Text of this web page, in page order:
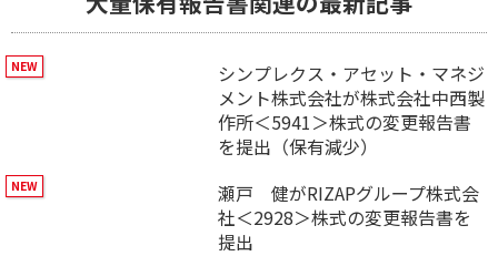
シンプレクス・アセット・マネジ
メント株式会社が株式会社中西製
作所＜5941＞株式の変更報告書
を提出（保有減少）
瀬戸 健がRIZAPグループ株式会
社＜2928＞株式の変更報告書を
提出